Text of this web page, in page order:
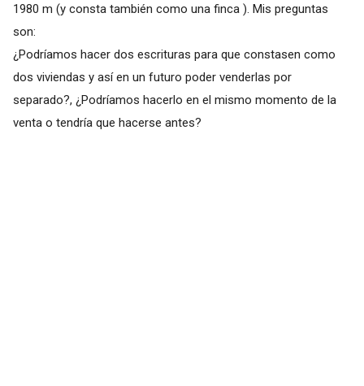
1980 m (y consta también como una finca ). Mis preguntas
son:
¿Podríamos hacer dos escrituras para que constasen como
dos viviendas y así en un futuro poder venderlas por
separado?, ¿Podríamos hacerlo en el mismo momento de la
venta o tendría que hacerse antes?